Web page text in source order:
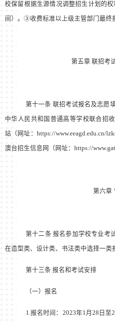
校保留根据生源情况调整招生计划的
间）。③收费标准以上级主管部门最终
第五章 联招考
第十一条 联招考试报名及志愿
中华人民共和国普通高等学校联合招
站（网址：https://www.eeagd.edu.cn/
澳台招生信息网（网址：https://
第六章
第十二条 报名参加学校专业考
在造型类、设计类、书法类中选择一类
第十三条 报名和考试安排
（一）报名
1.报名时间：2023年1月28日至